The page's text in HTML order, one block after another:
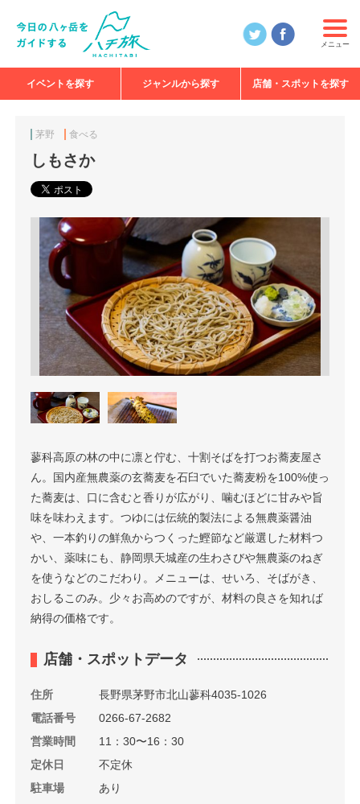
メニュー
イベントを探す ジャンルから探す 店舗・スポットを探す
茅野 食べる
しもさか
蓼科高原の林の中に凛と佇む、十割そばを打つお蕎麦屋さ
ん。国内産無農薬の玄蕎麦を石臼でいた蕎麦粉を100%使っ
た蕎麦は、口に含むと香りが広がり、噛むほどに甘みや旨
味を味わえます。つゆには伝統的製法による無農薬醤油
や、一本釣りの鮮魚からつくった鰹節など厳選した材料つ
かい、薬味にも、静岡県天城産の生わさびや無農薬のねぎ
を使うなどのこだわり。メニューは、せいろ、そばがき、
おしるこのみ。少々お高めのですが、材料の良さを知れば
納得の価格です。
店舗・スポットデータ
住所
長野県茅野市北山蓼科4035-1026
電話番号
0266-67-2682
営業時間
11：30〜16：30
定休日
不定休
駐車場
あり